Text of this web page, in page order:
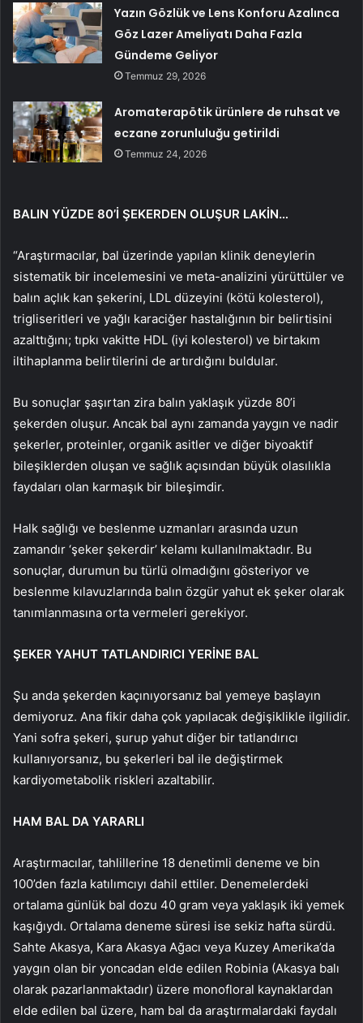
Yazın Gözlük ve Lens Konforu Azalınca
Göz Lazer Ameliyatı Daha Fazla
Gündeme Geliyor
Temmuz 29, 2026
Aromaterapötik ürünlere de ruhsat ve
eczane zorunluluğu getirildi
Temmuz 24, 2026
BALIN YÜZDE 80’İ ŞEKERDEN OLUŞUR LAKİN…
“Araştırmacılar, bal üzerinde yapılan klinik deneylerin
sistematik bir incelemesini ve meta-analizini yürüttüler ve
balın açlık kan şekerini, LDL düzeyini (kötü kolesterol),
trigliseritleri ve yağlı karaciğer hastalığının bir belirtisini
azalttığını; tıpkı vakitte HDL (iyi kolesterol) ve birtakım
iltihaplanma belirtilerini de artırdığını buldular.
Bu sonuçlar şaşırtan zira balın yaklaşık yüzde 80’i
şekerden oluşur. Ancak bal aynı zamanda yaygın ve nadir
şekerler, proteinler, organik asitler ve diğer biyoaktif
bileşiklerden oluşan ve sağlık açısından büyük olasılıkla
faydaları olan karmaşık bir bileşimdir.
Halk sağlığı ve beslenme uzmanları arasında uzun
zamandır ‘şeker şekerdir’ kelamı kullanılmaktadır. Bu
sonuçlar, durumun bu türlü olmadığını gösteriyor ve
beslenme kılavuzlarında balın özgür yahut ek şeker olarak
tanımlanmasına orta vermeleri gerekiyor.
ŞEKER YAHUT TATLANDIRICI YERİNE BAL
Şu anda şekerden kaçınıyorsanız bal yemeye başlayın
demiyoruz. Ana fikir daha çok yapılacak değişiklikle ilgilidir.
Yani sofra şekeri, şurup yahut diğer bir tatlandırıcı
kullanıyorsanız, bu şekerleri bal ile değiştirmek
kardiyometabolik riskleri azaltabilir.
HAM BAL DA YARARLI
Araştırmacılar, tahlillerine 18 denetimli deneme ve bin
100’den fazla katılımcıyı dahil ettiler. Denemelerdeki
ortalama günlük bal dozu 40 gram veya yaklaşık iki yemek
kaşığıydı. Ortalama deneme süresi ise sekiz hafta sürdü.
Sahte Akasya, Kara Akasya Ağacı veya Kuzey Amerika’da
yaygın olan bir yoncadan elde edilen Robinia (Akasya balı
olarak pazarlanmaktadır) üzere monofloral kaynaklardan
elde edilen bal üzere, ham bal da araştırmalardaki faydalı